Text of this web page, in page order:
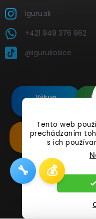
Tento web
prechádzaním
s ich
iguru.sk
+421 949 376 962
@igurukosice
Výkup
Renovované
Samsung's
Copyright 2026
🔧 💰